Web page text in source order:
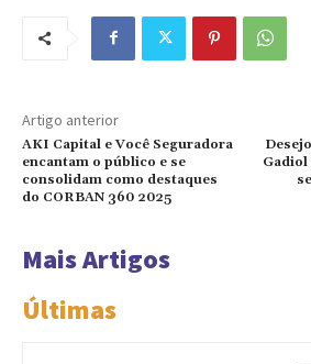
Artigo anterior
AKI Capital e Você Seguradora
encantam o público e se
consolidam como destaques
do CORBAN 360 2025
Mais Artigos
Últimas